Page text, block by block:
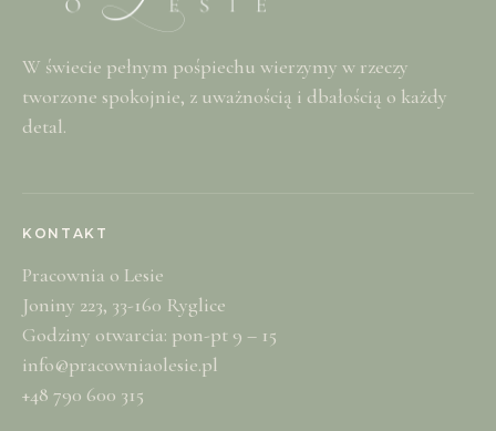
W świecie pełnym pośpiechu wierzymy w rzeczy
tworzone spokojnie, z uważnością i dbałością o każdy
detal.
KONTAKT
Pracownia o Lesie
Joniny 223, 33-160 Ryglice
Godziny otwarcia: pon-pt 9 – 15
info@pracowniaolesie.pl
+48 790 600 315